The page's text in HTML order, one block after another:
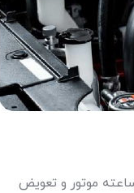
موتور و تعویض